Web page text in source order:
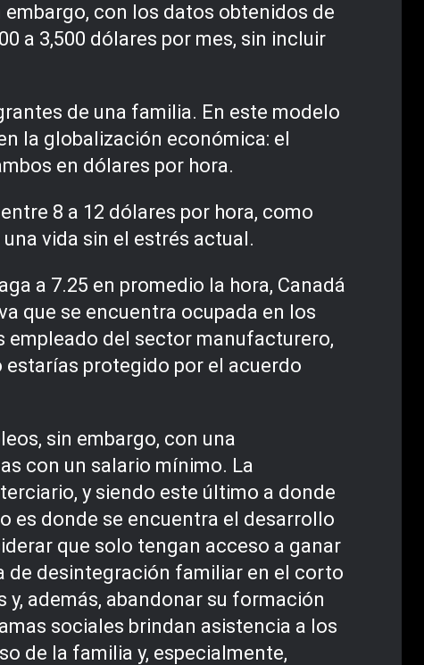
con los datos obtenidos de
a 3,500 dólares por mes, sin incluir
de una familia. En este modelo
la globalización económica: el
en dólares por hora.
8 a 12 dólares por hora, como
vida sin el estrés actual.
a 7.25 en promedio la hora, Canadá
que se encuentra ocupada en los
empleado del sector manufacturero,
protegido por el acuerdo
sin embargo, con una
con un salario mínimo. La
y siendo este último a donde
es donde se encuentra el desarrollo
que solo tengan acceso a ganar
de desintegración familiar en el corto
además, abandonar su formación
sociales brindan asistencia a los
de la familia y, especialmente,